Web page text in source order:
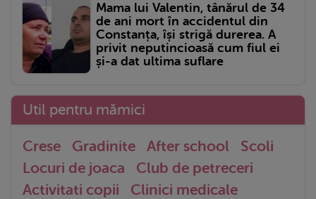
Mama lui Valentin, tânărul de 34
de ani mort în accidentul din
Constanța, își strigă durerea. A
privit neputincioasă cum fiul ei
și-a dat ultima suflare
Util pentru mămici
Crese Gradinite After school
Scoli
Locuri de joaca
Club de petreceri
Activitati copii
Clinici medicale